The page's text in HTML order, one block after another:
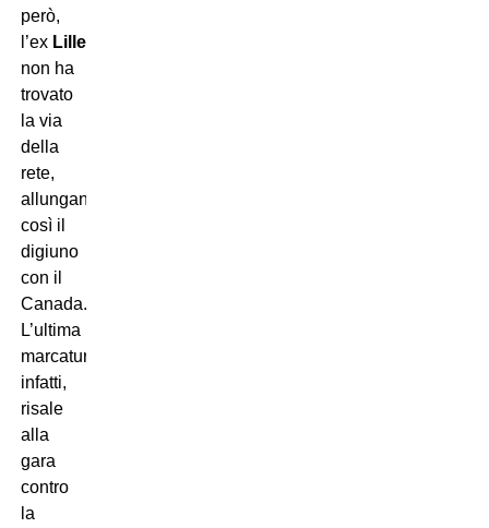
però,
l’ex Lille
non ha
trovato
la via
della
rete,
allungando
così il
digiuno
con il
Canada.
L’ultima
marcatura,
infatti,
risale
alla
gara
contro
la